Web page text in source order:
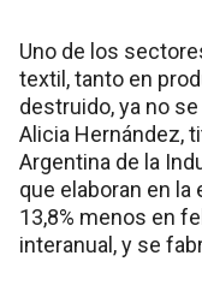
Uno de los
textil, tanto en
destruido, ya no
Alicia Hernández,
Argentina de la
que elaboran en
13,8% menos en
interanual, y se